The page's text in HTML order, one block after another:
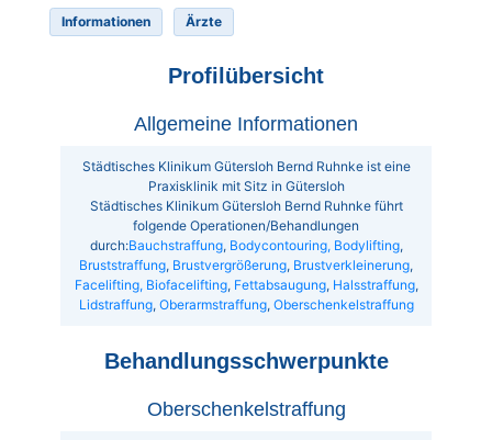
Informationen Ärzte
Profilübersicht
Allgemeine Informationen
Städtisches Klinikum Gütersloh Bernd Ruhnke ist eine
Praxisklinik mit Sitz in Gütersloh
Städtisches Klinikum Gütersloh Bernd Ruhnke führt
folgende Operationen/Behandlungen
durch:Bauchstraffung, Bodycontouring, Bodylifting,
Bruststraffung, Brustvergrößerung, Brustverkleinerung,
Facelifting, Biofacelifting, Fettabsaugung, Halsstraffung,
Lidstraffung, Oberarmstraffung, Oberschenkelstraffung
Behandlungsschwerpunkte
Oberschenkelstraffung